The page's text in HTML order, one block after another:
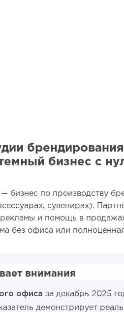
бизнес с
— бизнес по производству
сувенирах).
рекламы и помощь в
без офиса или
внимания
офиса за декабрь 2025
демонстрирует